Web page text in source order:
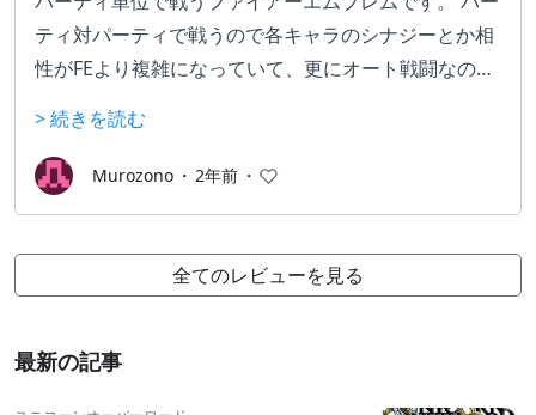
ティ対パーティで戦うので各キャラのシナジーとか相
性がFEより複雑になっていて、更にオート戦闘なので
に楽しい。 戦闘シーンも昔のFEを意識しているのか各
キャラのモーションが非常にそれっぽく、クラスチェ
ンジによるビジュアルとモーションの変化ももちろん
い意味でクラシカルなゲームなので、GBAやキューブ
あたりまでのFEを好きでプレイしていた方なら絶対ハ
ぞ！！！！！！！１
> 続きを読む
Murozono ・ 2年前 ・
全てのレビューを見る
最新の記事